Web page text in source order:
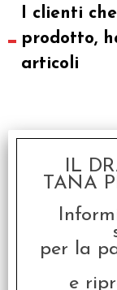
I clienti
prodotto,
articoli
IL
TANA
per la
e